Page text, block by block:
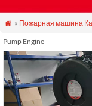
 » Пожарная машина
Pump Engine